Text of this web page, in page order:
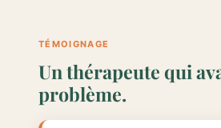
TÉMOIGNAGE
Un thérapeute qui
problème.